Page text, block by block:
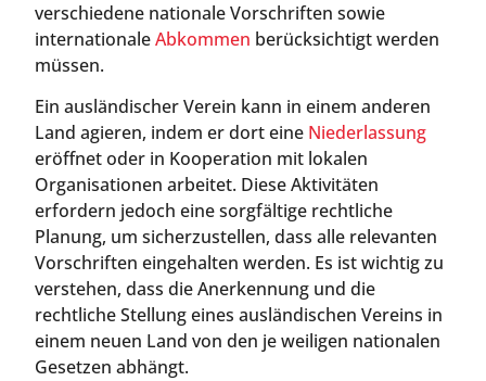
verschiedene nationale Vorschriften sowie
internationaleAbkommen berücksichtigt werden
müssen.
Ein ausländischer Verein kann in einem anderen
Land agieren, indem er dort eine Niederlassung
eröffnet oder in Kooperation mit lokalen
Organisationen arbeitet. Diese Aktivitäten
erfordern jedoch eine sorgfältige rechtliche
Planung, um sicherzustellen, dass alle relevanten
Vorschriften eingehalten werden. Es ist wichtig zu
verstehen, dass die Anerkennung und die
rechtliche Stellung eines ausländischen Vereins in
einem neuen Land von den je weiligen nationalen
Gesetzen abhängt.